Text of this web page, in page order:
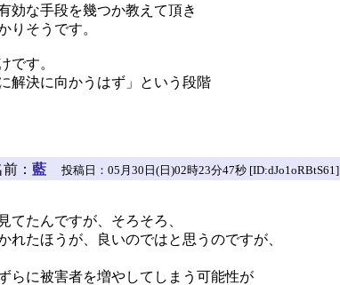
効な手段を幾つか教えて頂き
りそうです。
です。
解決に向かうはず」という段階
： 藍 投稿日：05月30日(日)02時23分47秒 [ID:dJo1oRBtS61]
てたんですが、そろそろ、
れたほうが、良いのではと思うのですが、
らに被害者を増やしてしまう可能性が